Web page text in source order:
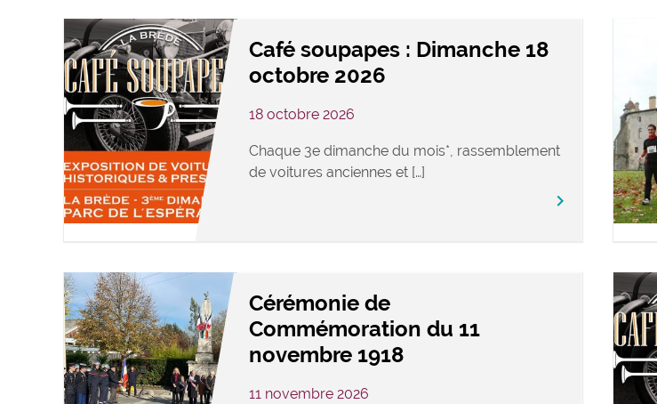
Café soupapes : Dimanche 18
octobre 2026
18 octobre 2026
Chaque 3e dimanche du mois*, rassemblement
de voitures anciennes et […]
keyboard_arrow_right
Cérémonie de
Commémoration du 11
novembre 1918
11 novembre 2026